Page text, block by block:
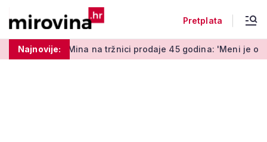
Pretplata
Najnovije:
tržnici prodaje 45 godina: 'Meni je ovo zabava i terapija'